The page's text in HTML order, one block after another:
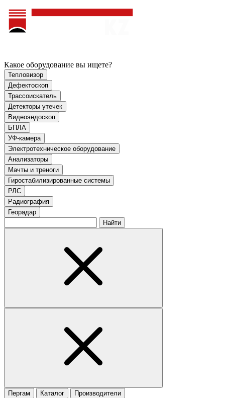
Какое оборудование вы ищете?
Тепловизор
Дефектоскоп
Трассоискатель
Детекторы утечек
Видеоэндоскоп
БПЛА
УФ-камера
Электротехническое оборудование
Анализаторы
Мачты и треноги
Гиростабилизированные системы
РЛС
Радиография
Георадар
Найти
Пергам Каталог Производители